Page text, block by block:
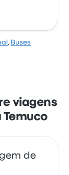
tem 3.4
, Buses
viagens
Temuco
de